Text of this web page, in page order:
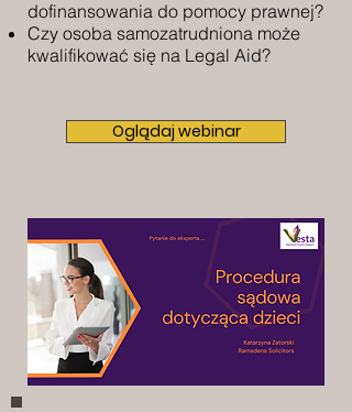
dofinansowania do pomocy prawnej?
Czy osoba samozatrudniona może
kwalifikować się na Legal Aid?
Oglądaj webinar